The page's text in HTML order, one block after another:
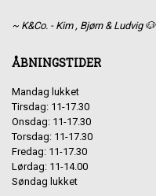
~ K&Co. - Kim , Bjørn & Ludvig 🐶
ÅBNINGSTIDER
Mandag lukket
Tirsdag: 11-17.30
Onsdag: 11-17.30
Torsdag: 11-17.30
Fredag: 11-17.30
Lørdag: 11-14.00
Søndag lukket